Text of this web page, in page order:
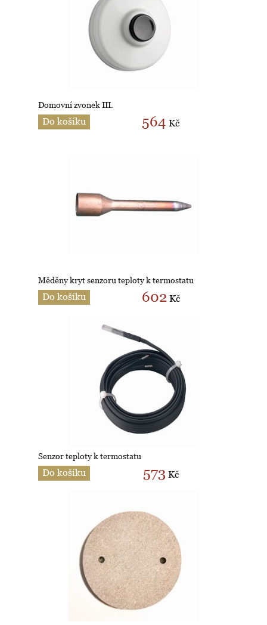
Domovní zvonek III.
Do košíku 564 Kč
Měděny kryt senzoru teploty k termostatu
Do košíku 602 Kč
Senzor teploty k termostatu
Do košíku 573 Kč